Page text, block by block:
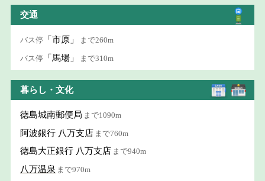
交通
バス停 「市原」 まで260m
バス停 「馬場」 まで310m
暮らし・文化
徳島城南郵便局 まで1090m
阿波銀行 八万支店 まで760m
徳島大正銀行 八万支店 まで940m
八万温泉 まで970m